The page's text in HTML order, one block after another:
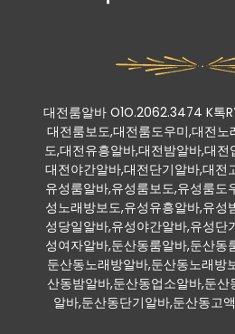
대전룸알바 O1O.2062.3474 K톡
대전룸보도,대전룸도우미,대전노
도,대전유흥알바,대전밤알바,대
대전야간알바,대전단기알바,대전
유성룸알바,유성룸보도,유성룸도
성노래방보도,유성유흥알바,유성
성당일알바,유성야간알바,유성단
성여자알바,둔산동룸알바,둔산동
둔산동노래방알바,둔산동노래방
산동밤알바,둔산동업소알바,둔
알바,둔산동단기알바,둔산동고